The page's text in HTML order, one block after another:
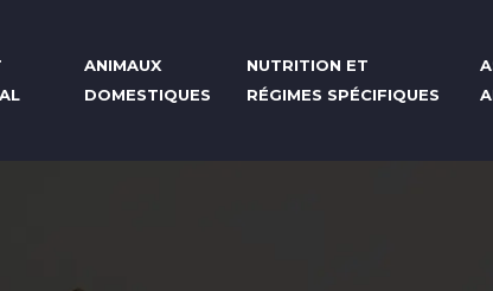
ANIMAUX
DOMESTIQUES
NUTRITION ET
RÉGIMES SPÉCIFIQUES